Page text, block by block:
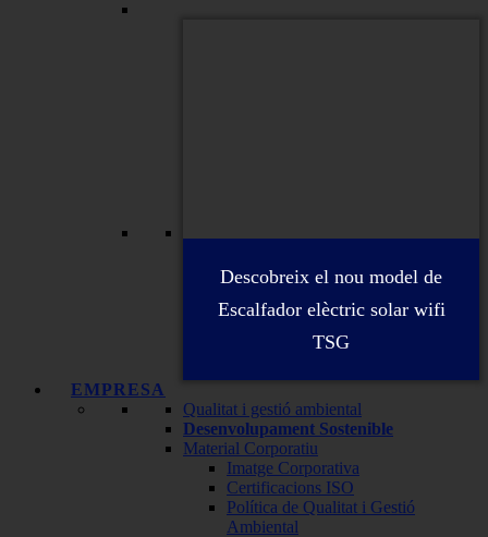
Descobreix el nou model de
Escalfador elèctric solar wifi
TSG
EMPRESA
Qualitat i gestió ambiental
Desenvolupament Sostenible
Material Corporatiu
Imatge Corporativa
Certificacions ISO
Política de Qualitat i Gestió
Ambiental